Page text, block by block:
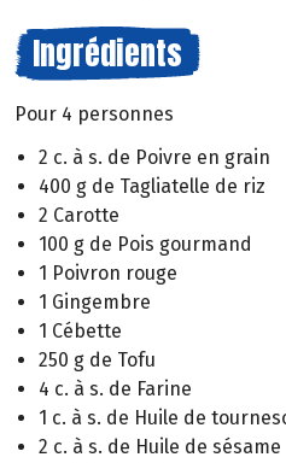
Ingrédients
Pour 4 personnes
2 c. à s. de Poivre en grain
400 g de Tagliatelle de riz
2 Carotte
100 g de Pois gourmand
1 Poivron rouge
1 Gingembre
1 Cébette
250 g de Tofu
4 c. à s. de Farine
1 c. à s. de Huile de
2 c. à s. de Huile de sésame